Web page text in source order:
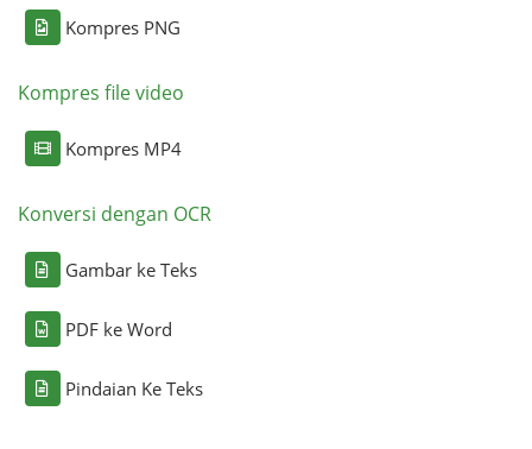
Kompres PNG
Kompres file video
Kompres MP4
Konversi dengan OCR
Gambar ke Teks
PDF ke Word
Pindaian Ke Teks